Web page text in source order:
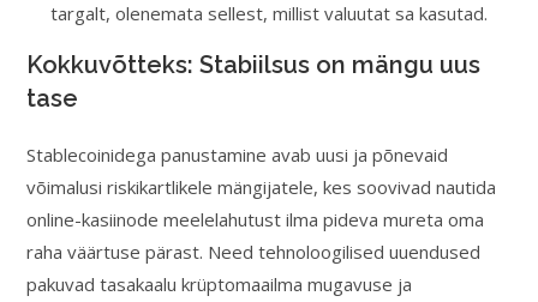
targalt, olenemata sellest, millist valuutat sa kasutad.
Kokkuvõtteks: Stabiilsus on mängu uus
tase
Stablecoinidega panustamine avab uusi ja põnevaid
võimalusi riskikartlikele mängijatele, kes soovivad nautida
online-kasiinode meelelahutust ilma pideva mureta oma
raha väärtuse pärast. Need tehnoloogilised uuendused
pakuvad tasakaalu krüptomaailma mugavuse ja